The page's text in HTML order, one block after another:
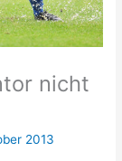
nicht
2013